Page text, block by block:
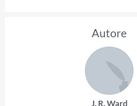
Autore
J. R. Ward